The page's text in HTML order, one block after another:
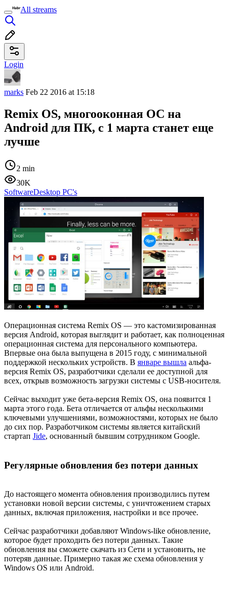
All streams
Login
marks Feb 22 2016 at 15:18
Remix OS, многооконная ОС на
Android для ПК, с 1 марта станет еще
лучше
2 min
30K
SoftwareDesktop PC's
Операционная система Remix OS — это кастомизированная
версия Android, которая выглядит и работает, как полноценная
операционная система для персонального компьютера.
Впервые она была выпущена в 2015 году, с минимальной
поддержкой нескольких устройств. В январе вышла альфа-
версия Remix OS, разработчики сделали ее доступной для
всех, открыв возможность загрузки системы с USB-носителя.
Сейчас выходит уже бета-версия Remix OS, она появится 1
марта этого года. Бета отличается от альфы несколькими
ключевыми улучшениями, возможностями, которых не было
до сих пор. Разработчиком системы является китайский
стартап Jide, основанный бывшим сотрудником Google.
Регулярные обновления без потери данных
До настоящего момента обновления производились путем
установки новой версии системы, с уничтожением старых
данных, включая приложения, настройки и все прочее.
Сейчас разработчики добавляют Windows-like обновление,
которое будет проходить без потери данных. Такие
обновления вы сможете скачать из Сети и установить, не
потеряв данные. Примерно такая же схема обновления у
Windows OS или Android.